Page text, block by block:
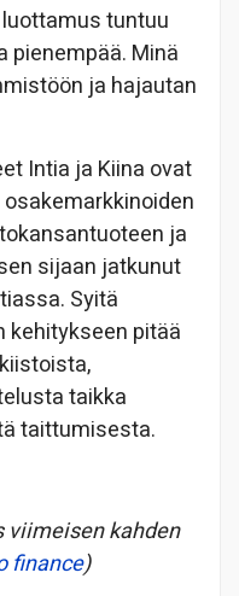
tuntuu
pienempää. Minä
ja hajautan
Intia ja Kiina ovat
ja
sijaan jatkunut
Syitä
kehitykseen pitää
taikka
taittumisesta.
viimeisen kahden
finance)